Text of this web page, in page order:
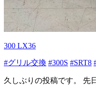
300 LX36
#グリル交換 #300S #SRT8
久しぶりの投稿です。 先